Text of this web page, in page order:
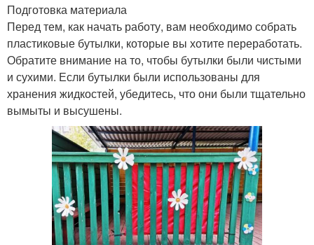
Подготовка материала
Перед тем, как начать работу, вам необходимо собрать
пластиковые бутылки, которые вы хотите переработать.
Обратите внимание на то, чтобы бутылки были чистыми
и сухими. Если бутылки были использованы для
хранения жидкостей, убедитесь, что они были тщательно
вымыты и высушены.